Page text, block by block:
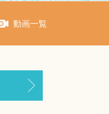
動画一覧